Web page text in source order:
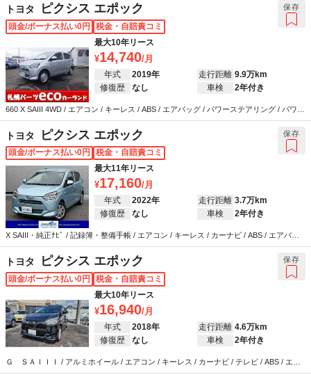
トヨタ ピクシス エポック
頭金/ボーナス払い0円
税金・自賠責コミ
最大10年リース
14,740
年式 2019年 走行距離 9.9万km
修復歴
なし 車検 2年付き
660 X SAIII 4WD / エアコン / キーレス / ABS / エアバッグ / パワーステアリング / パワー
ウインドウ
保存
トヨタ ピクシス エポック
頭金/ボーナス払い0円
税金・自賠責コミ
最大11年リース
17,160
年式 2022年 走行距離 3.7万km
修復歴
なし 車検 2年付き
X SAIII・純正ﾅﾋﾞ / 記録簿・整備手帳 / エアコン / キーレス / カーナビ / ABS / エアバッ
グ / パワーステアリング / パワーウインドウ
保存
トヨタ ピクシス エポック
頭金/ボーナス払い0円
税金・自賠責コミ
最大10年リース
16,940
年式 2018年 走行距離 4.6万km
修復歴
なし 車検 2年付き
Ｇ ＳＡＩＩＩ / アルミホイール / エアコン / キーレス / カーナビ / テレビ / ABS / エア
バッグ / パワーステアリング / パワーウインドウ
保存